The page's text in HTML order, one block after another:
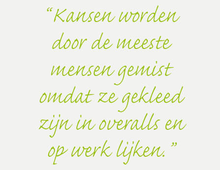
Kansen worden
door de meeste
mensen gemist
omdat ze gekleed
zijn in overalls en
op werk lijken.